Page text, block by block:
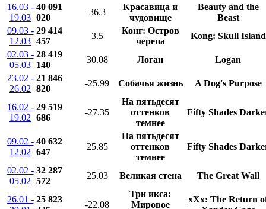
16.03 -
19.03
40 091
020
36.3
Красавица и
чудовище
Beauty and the
Beast
09.03 -
12.03
29 414
457
3.5
Конг: Остров
черепа
Kong: Skull Island
02.03 -
05.03
28 419
140
30.08 Логан
Logan
23.02 -
26.02
21 846
820
-25.99 Собачья жизнь A Dog's Purpose
16.02 -
19.02
29 519
686
-27.35
На пятьдесят
оттенков
темнее
Fifty Shades
09.02 -
12.02
40 632
647
25.85
На пятьдесят
оттенков
темнее
Fifty Shades
02.02 -
05.02
32 287
572
25.03 Великая стена The Great Wall
26.01 - 25 823
-22.08
Три икса:
Мировое
xXx: The Return